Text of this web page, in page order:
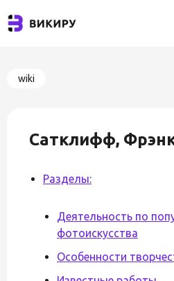
wiki
Сатклифф,
Разделы:
Деятельность по
фотоискусства
Особенности